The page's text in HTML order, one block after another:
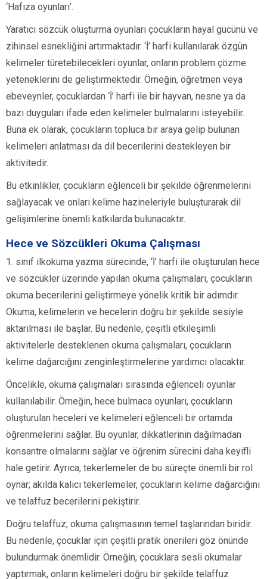
‘Hafıza oyunları’.
Yaratıcı sözcük oluşturma oyunları çocukların hayal gücünü ve
zihinsel esnekliğini artırmaktadır. ‘İ’ harfi kullanılarak özgün
kelimeler türetebilecekleri oyunlar, onların problem çözme
yeteneklerini de geliştirmektedir. Örneğin, öğretmen veya
ebeveynler, çocuklardan ‘İ’ harfi ile bir hayvan, nesne ya da
bazı duyguları ifade eden kelimeler bulmalarını isteyebilir.
Buna ek olarak, çocukların topluca bir araya gelip bulunan
kelimeleri anlatması da dil becerilerini destekleyen bir
aktivitedir.
Bu etkinlikler, çocukların eğlenceli bir şekilde öğrenmelerini
sağlayacak ve onları kelime hazineleriyle buluşturarak dil
gelişimlerine önemli katkılarda bulunacaktır.
Hece ve Sözcükleri Okuma Çalışması
1. sınıf ilkokuma yazma sürecinde, ‘İ’ harfi ile oluşturulan hece
ve sözcükler üzerinde yapılan okuma çalışmaları, çocukların
okuma becerilerini geliştirmeye yönelik kritik bir adımdır.
Okuma, kelimelerin ve hecelerin doğru bir şekilde sesiyle
aktarılması ile başlar. Bu nedenle, çeşitli etkileşimli
aktivitelerle desteklenen okuma çalışmaları, çocukların
kelime dağarcığını zenginleştirmelerine yardımcı olacaktır.
Öncelikle, okuma çalışmaları sırasında eğlenceli oyunlar
kullanılabilir. Örneğin, hece bulmaca oyunları, çocukların
oluşturulan heceleri ve kelimeleri eğlenceli bir ortamda
öğrenmelerini sağlar. Bu oyunlar, dikkatlerinin dağılmadan
konsantre olmalarını sağlar ve öğrenim sürecini daha keyifli
hale getirir. Ayrıca, tekerlemeler de bu süreçte önemli bir rol
oynar; akılda kalıcı tekerlemeler, çocukların kelime dağarcığını
ve telaffuz becerilerini pekiştirir.
Doğru telaffuz, okuma çalışmasının temel taşlarından biridir.
Bu nedenle, çocuklar için çeşitli pratik önerileri göz önünde
bulundurmak önemlidir. Örneğin, çocuklara sesli okumalar
yaptırmak, onların kelimeleri doğru bir şekilde telaffuz